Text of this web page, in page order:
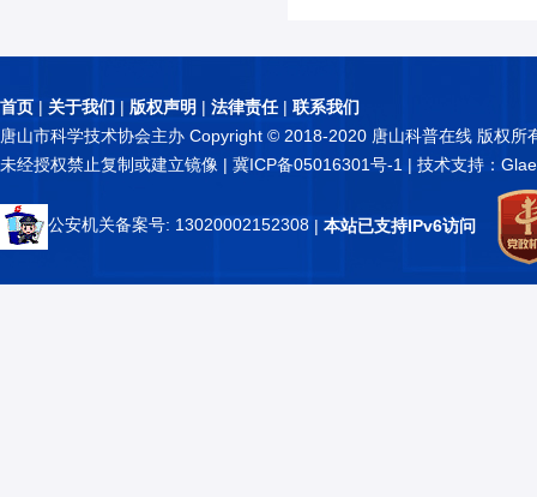
首页 | 关于我们 | 版权声明 | 法律责任| 联系我们
唐山市科学技术协会主办 Copyright © 2018-2020 唐山科普在线 版权所
未经授权禁止复制或建立镜像 | 冀ICP备05016301号-1 | 技术支持：
公安机关备案号: 13020002152308 | 本站已支持IPv6访问